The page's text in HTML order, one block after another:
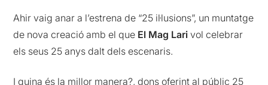
Ahir vaig anar a l’estrena de “25 il·lusions”, un muntatge
de nova creació amb el que El Mag Lari vol celebrar
els seus 25 anys dalt dels escenaris.
I quina és la millor manera?, dons oferint al públic 25